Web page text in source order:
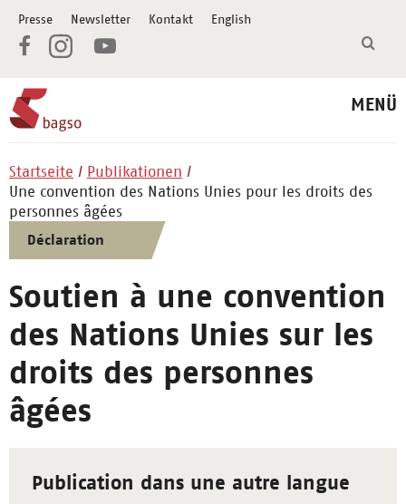
Presse Newsletter Kontakt English
MENÜ
Startseite
Publikationen
Une convention des Nations Unies pour les droits des
personnes âgées
Déclaration
Soutien à une convention
des Nations Unies sur les
droits des personnes
âgées
Publication dans une autre langue